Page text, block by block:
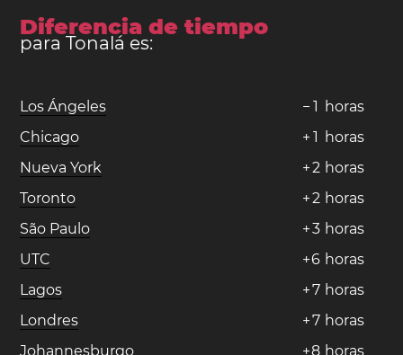
Diferencia de tiempo
para Tonalá es:
Los Ángeles − 1 horas
Chicago
+ 1 horas
Nueva York
+2 horas
Toronto
+2 horas
São Paulo
+3 horas
UTC
+6 horas
Lagos
+7 horas
Londres
+7 horas
Johannesburgo
+8 horas